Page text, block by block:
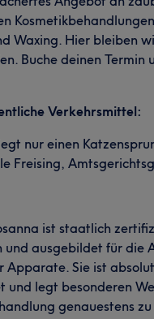
Waxing. Hier bleiben
Buche deinen Termin
Verkehrsmittel:
nur einen
Freising,
ist staatlich
und ausgebildet für die
Apparate. Sie ist
und legt besonderen
genauestens